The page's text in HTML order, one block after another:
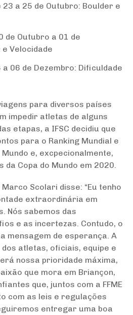
23 a 25 de Outubro: Boulder e
de Outubro a 01 de
Velocidade
a 06 de Dezembro: Dificuldade
para diversos países
impedir atletas de alguns
etapas, a IFSC decidiu que
para o Ranking Mundial e
Mundo e, excpecionalmente,
da Copa do Mundo em 2020.
Marco Scolari disse: “Eu tenho
extraordinária em
Nós sabemos das
e as incertezas. Contudo, o
mensagem de esperança. A
atletas, oficiais, equipe e
nossa prioridade máxima,
que mora em Briançon,
que, juntos com a FFME
com as leis e regulações
entregar uma boa